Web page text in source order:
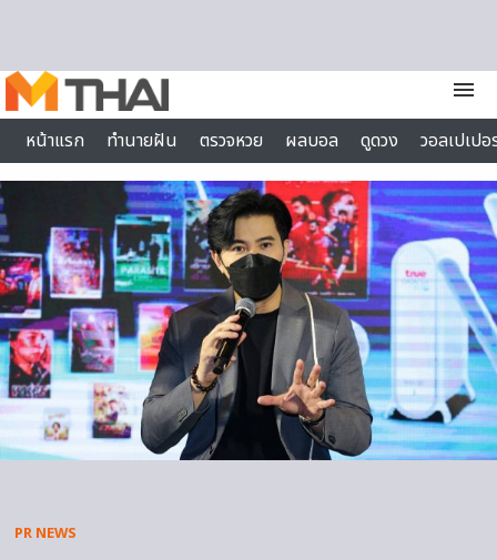
menu
หน้าแรก
ทำนายฝัน ตรวจหวย ผลบอล ดูดวง
วอลเปเป
ไลฟ์สไตล์
PR NEWS